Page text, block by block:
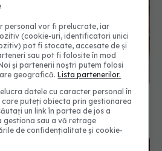
zilnic, asociate cu o stare
în vârstă
personal vor fi prelucrate, iar
(cookie-uri, identificatori unici
pot fi stocate, accesate de și
sau pot fi folosite în mod
și partenerii noștri putem folosi
geografică.Lista partenerilor.
datele cu caracter personal în
puteți obiecta prin gestionarea
un link în partea de jos a
gestiona sau a vă retrage
de confidențialitate și cookie-